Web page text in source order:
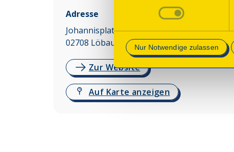
Nur Notwendige zulassen
Adresse
Johannisplatz 6-8
02708 Löbau
Zur Website
Auf Karte anzeigen